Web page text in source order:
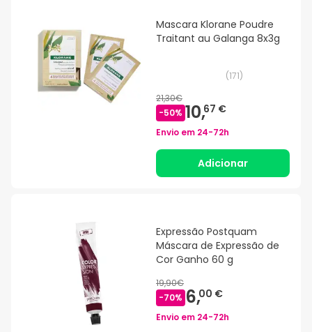
Mascara Klorane Poudre
Traitant au Galanga 8x3g
(171)
21,30€
-50% 10,67 €
Envio em 24-72h
Adicionar
Expressão Postquam
Máscara de Expressão de
Cor Ganho 60 g
19,90€
-70% 6,00 €
Envio em 24-72h